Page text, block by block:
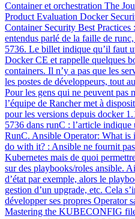
Container et orchestration The
Product Evaluation Docker
Container Security Best Practices
entendus parlé de la faille de
5736. Le billet indique qu’il faut
Docker CE et rappelle quelques
containers. Il n’y a pas que les
les postes de développeurs, tout
Pour les gens qui ne peuvent pas
l’équipe de Rancher met à
pour les versions depuis docker
5736 dans runC : l’article
RunC. Ansible Operator: What is
do with it? : Ansible ne fournit
Kubernetes mais de quoi
sur des playbooks/roles ansible.
d’état par exemple, alors le
gestion d’un upgrade, etc. Cela
développer ses propres Operator
Mastering the KUBECONFIG